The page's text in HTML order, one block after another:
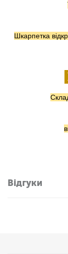
Шкарпетка
Відгуки